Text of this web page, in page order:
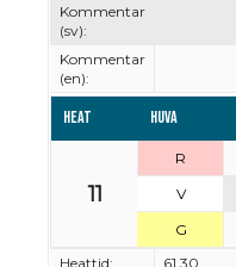
Kommentar
(sv):
Kommentar
(en):
Heat Huva
11
R
V
G
Heattid:
61,30